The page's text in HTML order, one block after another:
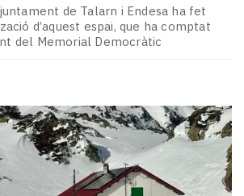
de Talarn i Endesa ha fet
d’aquest espai, que ha comptat
del Memorial Democràtic